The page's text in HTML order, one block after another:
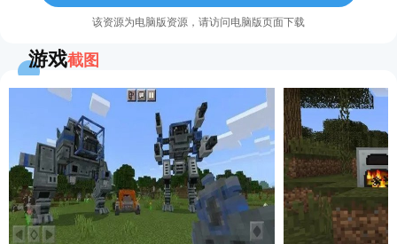
该资源为电脑版资源，请访问电脑版页面下载
游戏截图